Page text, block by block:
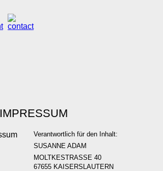
IMPRESSUM
Verantwortlich für den Inhalt:
SUSANNE ADAM
MOLTKESTRASSE 40
67655 KAISERSLAUTERN